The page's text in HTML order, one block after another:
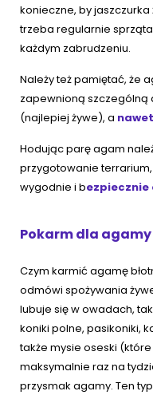
konieczne, by jaszczurka
trzeba regularnie
każdym zabrudzeniu.
Należy też pamiętać, że
zapewnioną szczególną
(najlepiej żywe), a
Hodując parę agam
przygotowanie
wygodnie i bezpiecznie
Pokarm dla agamy
Czym karmić agamę
odmówi spożywania
lubuje się w owadach,
koniki polne, pasikoniki,
także mysie oseski
maksymalnie raz na
przysmak agamy. Ten